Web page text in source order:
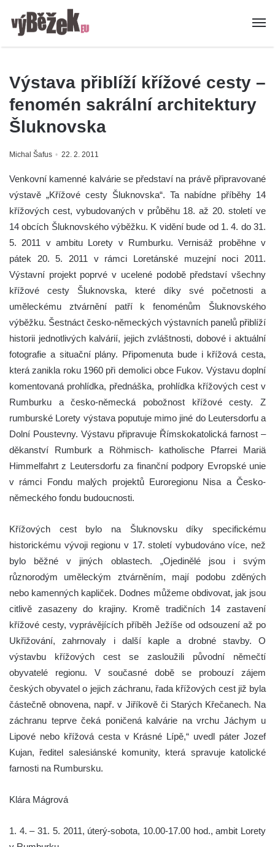
Výstava přiblíží křížové cesty –
fenomén sakrální architektury
Šluknovska
Michal Šafus 22. 2. 2011
Venkovní kamenné kalvárie se představí na právě připravované
výstavě „Křížové cesty Šluknovska“. Ta nabídne příběhy 14
křížových cest, vybudovaných v průběhu 18. až 20. století ve
14 obcích Šluknovského výběžku. K vidění bude od 1. 4. do 31.
5. 2011 v ambitu Lorety v Rumburku. Vernisáž proběhne v
pátek 20. 5. 2011 v rámci Loretánské muzejní noci 2011.
Výstavní projekt poprvé v ucelené podobě představí všechny
křížové cesty Šluknovska, které díky své početnosti a
uměleckému ztvárnění patří k fenoménům Šluknovského
výběžku. Šestnáct česko-německých výstavních panelů přiblíží
historii jednotlivých kalvárií, jejich zvláštnosti, dobové i aktuální
fotografie a situační plány. Připomenuta bude i křížová cesta,
která zanikla roku 1960 při demolici obce Fukov. Výstavu doplní
komentovaná prohlídka, přednáška, prohlídka křížových cest v
Rumburku a česko-německá pobožnost křížové cesty. Z
rumburské Lorety výstava poputuje mimo jiné do Leutersdorfu a
Dolní Poustevny. Výstavu připravuje Římskokatolická farnost –
děkanství Rumburk a Röhmisch- katholische Pfarrei Mariä
Himmelfahrt z Leutersdorfu za finanční podpory Evropské unie
v rámci Fondu malých projektů Euroregionu Nisa a Česko-
německého fondu budoucnosti.
Křížových cest bylo na Šluknovsku díky specifickému
historickému vývoji regionu v 17. století vybudováno více, než
bylo běžné v jiných oblastech. „Ojedinělé jsou i svým
různorodým uměleckým ztvárněním, mají podobu zděných
nebo kamenných kapliček. Dodnes můžeme obdivovat, jak jsou
citlivě zasazeny do krajiny. Kromě tradičních 14 zastavení
křížové cesty, vyprávějících příběh Ježíše od odsouzení až po
Ukřižování, zahrnovaly i další kaple a drobné stavby. O
výstavbu křížových cest se zasloužili původní němečtí
obyvatelé regionu. V současné době se probouzí zájem
českých obyvatel o jejich záchranu, řada křížových cest již byla
částečně obnovena, např. v Jiříkově či Starých Křečanech. Na
záchranu teprve čeká poničená kalvárie na vrchu Jáchym u
Lipové nebo křížová cesta v Krásné Lípě,“ uvedl páter Jozef
Kujan, ředitel salesiánské komunity, která spravuje katolické
farnosti na Rumbursku.
Klára Mágrová
1. 4. – 31. 5. 2011, úterý-sobota, 10.00-17.00 hod., ambit Lorety